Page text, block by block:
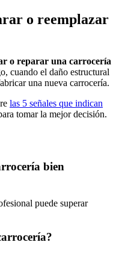
o reemplazar
o reparar una carrocería
cuando el daño estructural
una nueva carrocería.
las 5 señales que indican
tomar la mejor decisión.
bien
puede superar